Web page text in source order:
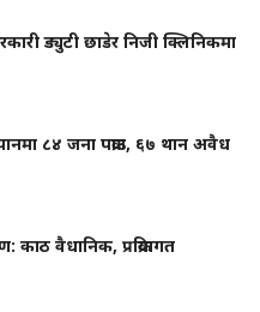
ड्युटी छाडेर निजी क्लिनिकमा
८४ जना पक्राउ, ६७ थान अवैध
वैधानिक, प्रक्रियागत